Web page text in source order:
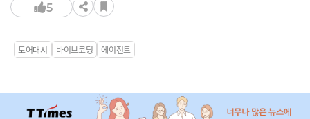
5
도어대시 바이브코딩 에이전트